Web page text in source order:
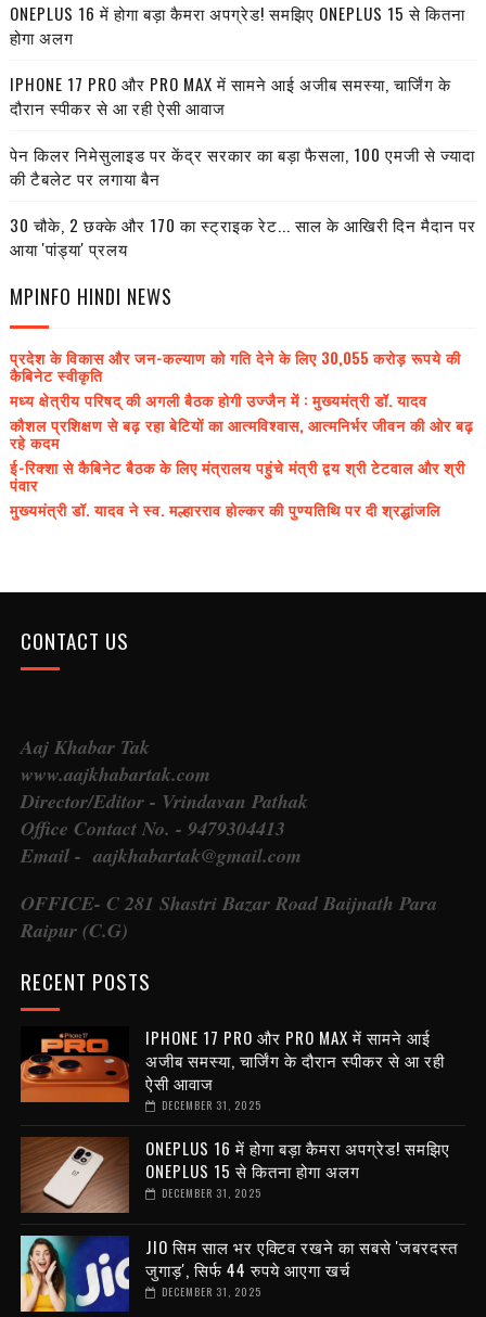
ONEPLUS 16 में होगा बड़ा कैमरा अपग्रेड! समझिए ONEPLUS 15 से कितना
होगा अलग
IPHONE 17 PRO और PRO MAX में सामने आई अजीब समस्या, चार्जिंग के
दौरान स्पीकर से आ रही ऐसी आवाज
पेन किलर निमेसुलाइड पर केंद्र सरकार का बड़ा फैसला, 100 एमजी से ज्यादा
की टैबलेट पर लगाया बैन
30 चौके, 2 छक्के और 170 का स्ट्राइक रेट... साल के आखिरी दिन मैदान पर
आया 'पांड्या' प्रलय
MPINFO HINDI NEWS
प्रदेश के विकास और जन-कल्याण को गति देने के लिए 30,055 करोड़ रूपये की
कैबिनेट स्वीकृति
मध्य क्षेत्रीय परिषद् की अगली बैठक होगी उज्जैन में : मुख्यमंत्री डॉ. यादव
कौशल प्रशिक्षण से बढ़ रहा बेटियों का आत्मविश्वास, आत्मनिर्भर जीवन की ओर बढ़
रहे कदम
ई-रिक्शा से कैबिनेट बैठक के लिए मंत्रालय पहुंचे मंत्री द्वय श्री टेटवाल और श्री
पंवार
मुख्यमंत्री डॉ. यादव ने स्व. मल्हारराव होल्कर की पुण्यतिथि पर दी श्रद्धांजलि
CONTACT US
Aaj Khabar Tak
www.aajkhabartak.com
Director/Editor - Vrindavan Pathak
Office Contact No. - 9479304413
Email - aajkhabartak@gmail.com
OFFICE- C 281 Shastri Bazar Road Baijnath Para
Raipur (C.G)
RECENT POSTS
IPHONE 17 PRO और PRO MAX में सामने आई
अजीब समस्या, चार्जिंग के दौरान स्पीकर से आ रही
ऐसी आवाज
DECEMBER 31, 2025
ONEPLUS 16 में होगा बड़ा कैमरा अपग्रेड! समझिए
ONEPLUS 15 से कितना होगा अलग
DECEMBER 31, 2025
JIO सिम साल भर एक्टिव रखने का सबसे 'जबरदस्त
जुगाड़', सिर्फ 44 रुपये आएगा खर्च
DECEMBER 31, 2025